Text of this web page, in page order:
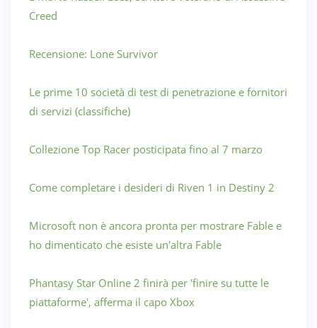
Creed
Recensione: Lone Survivor
Le prime 10 società di test di penetrazione e fornitori
di servizi (classifiche)
Collezione Top Racer posticipata fino al 7 marzo
Come completare i desideri di Riven 1 in Destiny 2
Microsoft non è ancora pronta per mostrare Fable e
ho dimenticato che esiste un'altra Fable
Phantasy Star Online 2 finirà per 'finire su tutte le
piattaforme', afferma il capo Xbox